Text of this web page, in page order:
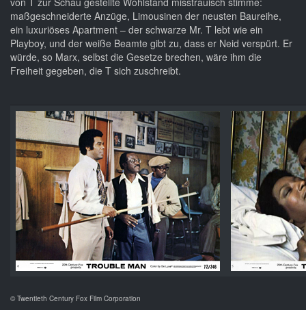
maßgeschneiderte Anzüge, Limousinen der neusten Baureihe,
ein luxuriöses Apartment – der schwarze Mr. T lebt wie ein
Playboy, und der weiße Beamte gibt zu, dass er Neid verspürt. Er
würde, so Marx, selbst die Gesetze brechen, wäre ihm die
Freiheit gegeben, die T sich zuschreibt.
© Twentieth Century Fox Film Corporation